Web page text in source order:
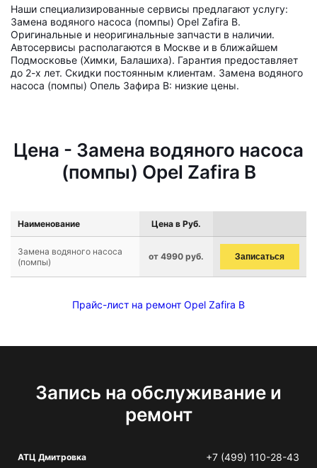
Наши специализированные сервисы предлагают услугу:
Замена водяного насоса (помпы) Opel Zafira B.
Оригинальные и неоригинальные запчасти в наличии.
Автосервисы располагаются в Москве и в ближайшем
Подмосковье (Химки, Балашиха). Гарантия предоставляет
до 2-х лет. Скидки постоянным клиентам. Замена водяного
насоса (помпы) Опель Зафира B: низкие цены.
Цена - Замена водяного насоса
(помпы) Opel Zafira B
Наименование Цена в Руб.
Замена водяного насоса
(помпы)
от 4990 руб. Записаться
Прайс-лист на ремонт Opel Zafira B
Запись на обслуживание и
ремонт
АТЦ Дмитровка +7 (499) 110-28-43